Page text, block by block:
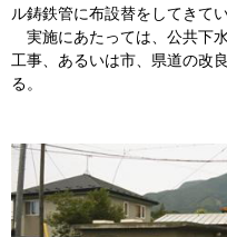
ル鋳鉄管に布設替をしてきてい
実施にあたっては、公共下
工事、あるいは市、県道の改
る。